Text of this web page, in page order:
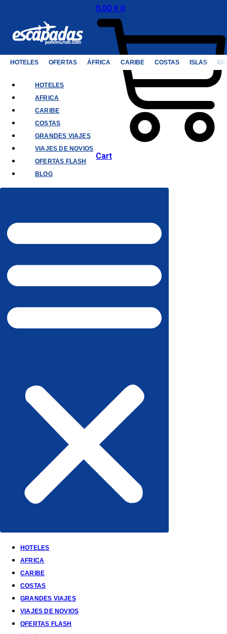
0,00 € 0
Cart
HOTELES OFERTAS ÁFRICA CARIBE COSTAS ISLAS
HOTELES
AFRICA
CARIBE
COSTAS
GRANDES VIAJES
VIAJES DE NOVIOS
OFERTAS FLASH
BLOG
HOTELES
AFRICA
CARIBE
COSTAS
GRANDES VIAJES
VIAJES DE NOVIOS
OFERTAS FLASH